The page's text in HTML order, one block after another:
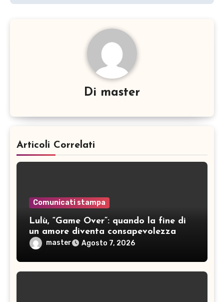
Di master
Articoli Correlati
Comunicati stampa
Lulù, “Game Over”: quando la fine di
un amore diventa consapevolezza
master Agosto 7, 2026